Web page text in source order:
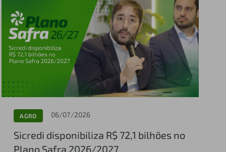
AGRO 06/07/2026
Sicredi disponibiliza R$ 72,1 bilhões no
Plano Safra 2026/2027